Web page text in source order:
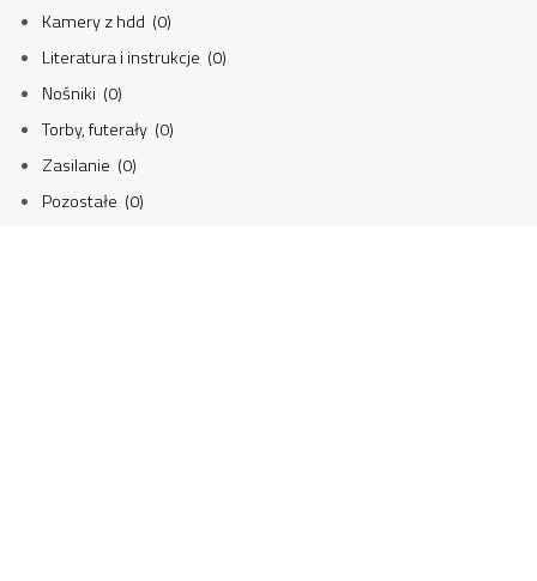
Kamery z hdd (0)
Literatura i instrukcje (0)
Nośniki (0)
Torby, futerały (0)
Zasilanie (0)
Pozostałe (0)